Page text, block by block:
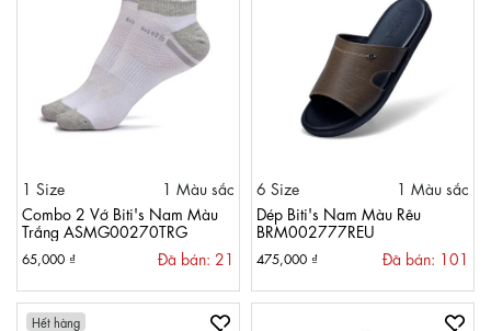
1 Size
1 Màu sắc
Combo 2 Vớ Biti's Nam Màu
Trắng ASMG00270TRG
65,000 ₫ Đã bán: 21
6 Size
1 Màu sắc
Dép Biti's Nam Màu Rêu
BRM002777REU
475,000 ₫ Đã bán: 101
Hết hàng